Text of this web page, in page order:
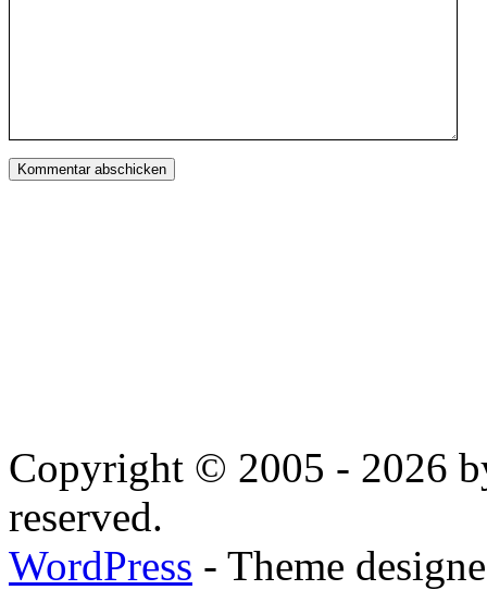
Copyright © 2005 - 2026
reserved.
WordPress - Theme